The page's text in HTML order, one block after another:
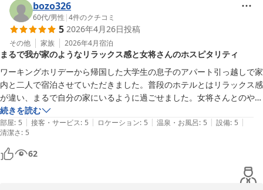
「綺麗で安心できる雰囲気」と感じていただき、
ゆっくりと落ち着いてお過ごしいただけたご様子に大変嬉しく思っ
ております。
「また行きたい」とのお言葉も本当に励みになります!!
これからも気持ちよく安心してお過ごしいただける空間作りを大切
にしてまいりますので
ぜひまたお気軽にお越しくださいませ。
再びお会いできます日を、心よりお待ちしております。
改めまして、この度のご利用誠にありがとうございました。
bozo326
60代/男性 |4件のクチコミ
5 2026年4月26日投稿
その他 家族 2026年4月宿泊
まるで我が家のようなリラックス感と女将さんのホスピタリティ
ワーキングホリデーから帰国した大学生の息子のアパート引っ越しで家
内と二人で宿泊させていただきました。普段のホテルとはリラックス感
が違い、まるで自分の家にいるように過ごせました。女将さんとのやり
とりも楽しく、素晴らしホスピタリティを感じました。関東人ですが、
京都大好きで昨年京都検定3級に合格したこともあり、次回は京都巡り
でじっくりお世話になりたいと考えております。
ありがとうございました！
続きを読む
部屋: 5 | 接客・サービス: 5 | ロケーション: 5 | 温泉・お風呂: 5 | 設備: 5 |
清潔さ: 5
62